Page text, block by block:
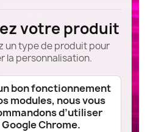
votre produit
un type de produit pour
la personnalisation.
bon fonctionnement
modules, nous vous
d’utiliser
Google Chrome.